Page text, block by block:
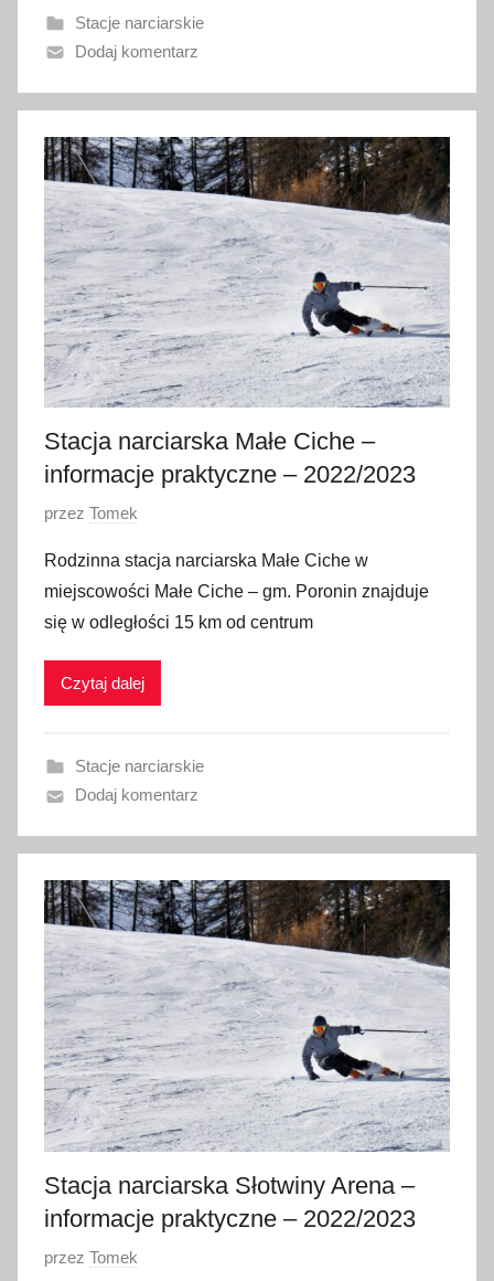
a
n
1
6
s
t
y
c
z
n
i
a
0
4
Stacje narciarskie
Dodaj komentarz
Stacja narciarska Małe Ciche –
informacje praktyczne – 2022/2023
O
u
b
l
i
a
n
1
5
s
t
y
c
z
n
i
a
0
0
przez Tomek
Rodzinna stacja narciarska Małe Ciche w
miejscowości Małe Ciche – gm. Poronin znajduje
się w odległości 15 km od centrum
Czytaj dalej
Stacje narciarskie
Dodaj komentarz
Stacja narciarska Słotwiny Arena –
informacje praktyczne – 2022/2023
O
przez Tomek